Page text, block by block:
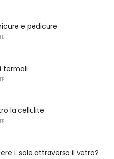
e pedicure
termali
la cellulite
il sole attraverso il vetro?